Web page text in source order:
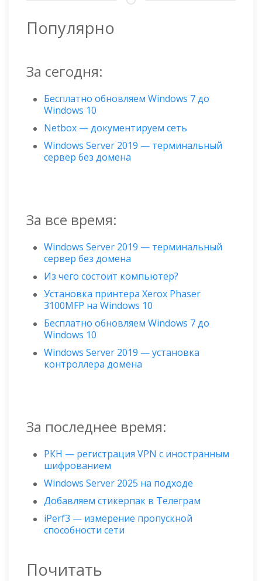
Популярно
За сегодня:
Бесплатно обновляем Windows 7 до
Windows 10
Netbox — документируем сеть
Windows Server 2019 — терминальный
сервер без домена
За все время:
Windows Server 2019 — терминальный
сервер без домена
Из чего состоит компьютер?
Установка принтера Xerox Phaser
3100MFP на Windows 10
Бесплатно обновляем Windows 7 до
Windows 10
Windows Server 2019 — установка
контроллера домена
За последнее время:
РКН — регистрация VPN с иностранным
шифрованием
Windows Server 2025 на подходе
Добавляем стикерпак в Телеграм
iPerf3 — измерение пропускной
способности сети
Почитать